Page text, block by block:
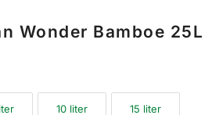
Wonder Bamboe 25L
10 liter 15 liter